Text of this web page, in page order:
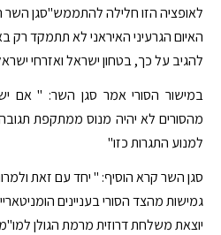
לאופציה הזו חלילה להתממש"סגן השר
האיום הגרעיני האיראני לא תתמקד רק
להגיב על כך, בטחון ישראל ואזרחי
במישור הסורי אמר סגן השר: " אם
מהסורים לא יהיה מנוס ממתקפת
למנוע התגרות כזו"
סגן השר קרא הוסיף: " יחד עם זאת
גמישות מהצד הסורי בעניינים